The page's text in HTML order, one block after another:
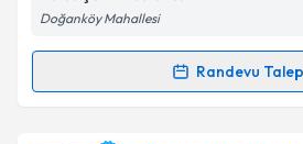
Metni'ni okudum ve kişisel
kapsamda işlenmesini kabul
Doğanköy Mahallesi
Randevu
Randevu Takvimi Talebi